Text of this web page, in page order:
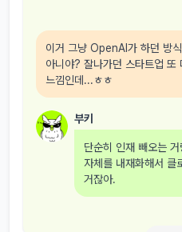
이거 그냥 OpenAI가 하던 방
아니야? 잘나가던 스타트업 또
느낌인데...ㅎㅎ
부키
단순히 인재 빼오는
자체를 내재화해서 클
거잖아.